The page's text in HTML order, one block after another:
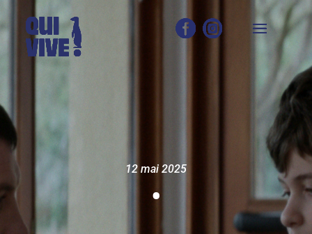
12 mai 2025
•